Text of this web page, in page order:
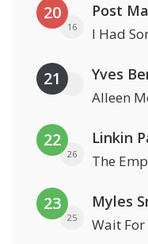
20
16
Post
I Had
21 Yves
Alleen
22
26
Linkin
The
23
25
Myles
Wait For